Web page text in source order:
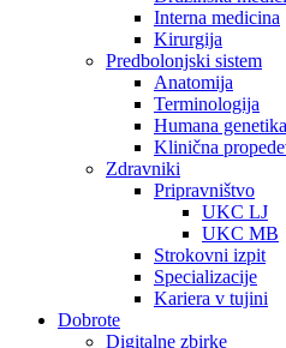
Interna medicina
Kirurgija
Predbolonjski sistem
Anatomija
Terminologija
Humana genetika
Klinična
Zdravniki
Pripravništvo
UKC LJ
UKC MB
Strokovni izpit
Specializacije
Kariera v tujini
Dobrote
Digitalne zbirke